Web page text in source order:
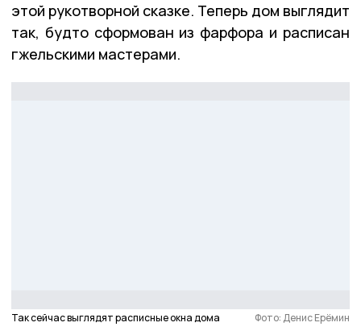
этой рукотворной сказке. Теперь дом выглядит
так, будто сформован из фарфора и расписан
гжельскими мастерами.
Так сейчас выглядят расписные окна дома Фото: Денис Ерёмин